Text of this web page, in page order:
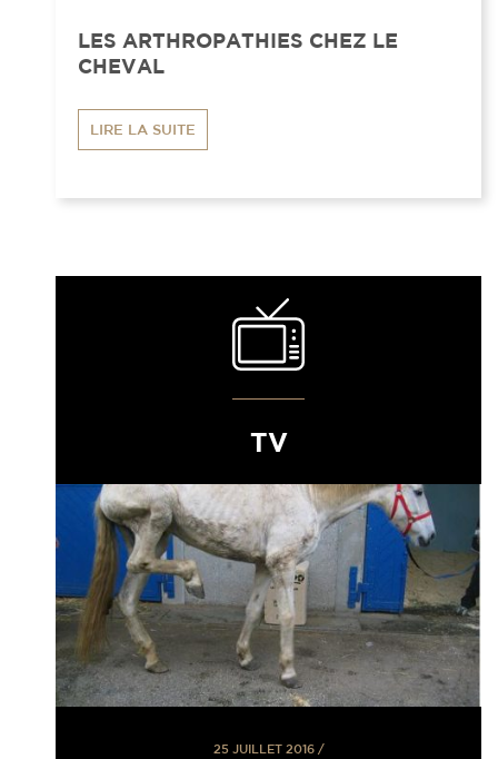
LES ARTHROPATHIES CHEZ LE
CHEVAL
LIRE LA SUITE
TV
25 JUILLET 2016/